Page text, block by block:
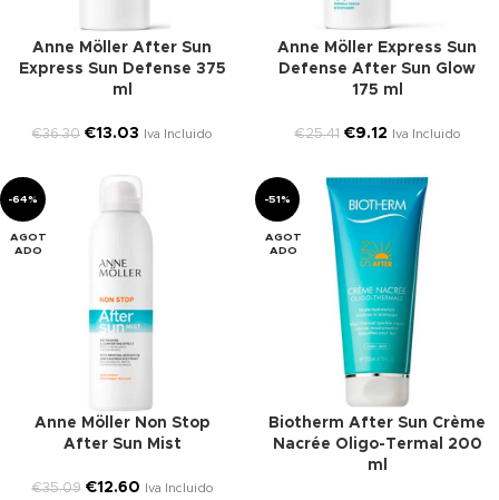
Anne Möller After Sun
Express Sun Defense 375
ml
€36.30 €13.03 Iva Incluido
Anne Möller Express Sun
Defense After Sun Glow
175 ml
€25.41 €9.12 Iva Incluido
-64%
AGOT
ADO
Anne Möller Non Stop
After Sun Mist
€35.09 €12.60 Iva Incluido
-51%
AGOT
ADO
Biotherm After Sun Crème
Nacrée Oligo-Termal 200
ml